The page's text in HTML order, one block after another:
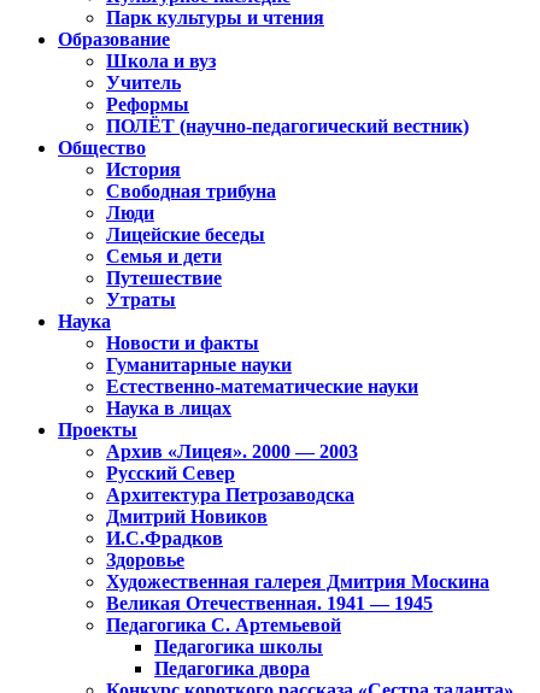
Парк культуры и чтения
Образование
Школа и вуз
Учитель
Реформы
ПОЛЁТ (научно-педагогический вестник)
Общество
История
Свободная трибуна
Люди
Лицейские беседы
Семья и дети
Путешествие
Утраты
Наука
Новости и факты
Гуманитарные науки
Естественно-математические науки
Наука в лицах
Проекты
Архив «Лицея». 2000 — 2003
Русский Север
Архитектура Петрозаводска
Дмитрий Новиков
И.С.Фрадков
Здоровье
Художественная галерея Дмитрия Москина
Великая Отечественная. 1941 — 1945
Педагогика С. Артемьевой
Педагогика школы
Педагогика двора